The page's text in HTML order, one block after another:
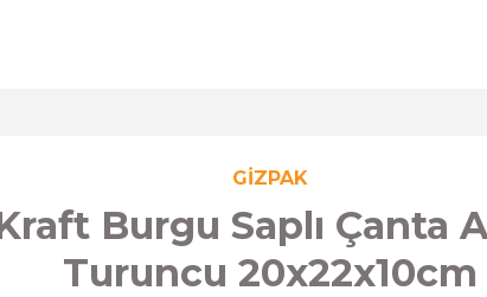
GİZPAK
Burgu Saplı Çanta
Turuncu 20x22x10cm